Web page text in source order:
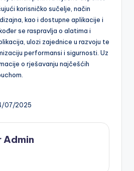
korisničko sučelje, način
kao i dostupne aplikacije i
se raspravlja o alatima i
ulozi zajednice u razvoju te
performansi i sigurnosti. Uz
o rješavanju najčešćih
07/2025
Admin